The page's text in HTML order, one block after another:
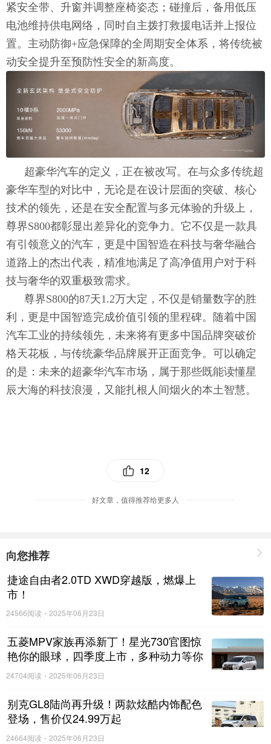
紧安全带、升窗并调整座椅姿态；碰撞后，备用低压
电池维持供电网络，同时自主拨打救援电话并上报位
置。主动防御+应急保障的全周期安全体系，将传统被
动安全提升至预防性安全的新高度。
超豪华汽车的定义，正在被改写。在与众多传统超
豪华车型的对比中，无论是在设计层面的突破、核心
技术的领先，还是在安全配置与多元体验的升级上，
尊界S800都彰显出差异化的竞争力。它不仅是一款具
有引领意义的汽车，更是中国智造在科技与奢华融合
道路上的杰出代表，精准地满足了高净值用户对于科
技与奢华的双重极致需求。
尊界S800的87天1.2万大定，不仅是销量数字的胜
利，更是中国智造完成价值引领的里程碑。随着中国
汽车工业的持续领先，未来将有更多中国品牌突破价
格天花板，与传统豪华品牌展开正面竞争。可以确定
的是：未来的超豪华汽车市场，属于那些既能读懂星
辰大海的科技浪漫，又能扎根人间烟火的本土智慧。
12
好文章，值得推荐给更多人
向您推荐
捷途自由者2.0TD XWD穿越版，燃爆上
市！
24566阅读 2025年06月23日
五菱MPV家族再添新丁！星光730官图惊
艳你的眼球，四季度上市，多种动力等你
来选择！
24704阅读 2025年06月23日
别克GL8陆尚再升级！两款炫酷内饰配色
登场，售价仅24.99万起
24664阅读 2025年06月23日